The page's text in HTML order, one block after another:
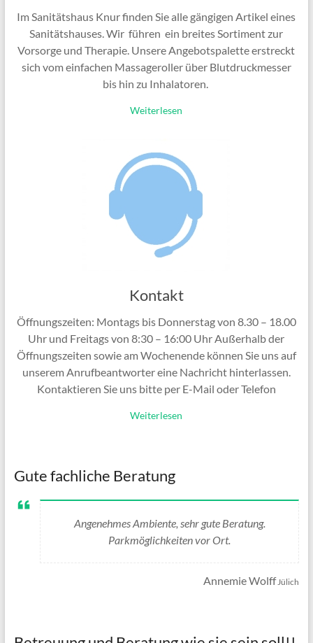
Im Sanitätshaus Knur finden Sie alle gängigen Artikel eines
Sanitätshauses. Wir führen ein breites Sortiment zur
Vorsorge und Therapie. Unsere Angebotspalette erstreckt
sich vom einfachen Massageroller über Blutdruckmesser
bis hin zu Inhalatoren.
Weiterlesen
Kontakt
Öffnungszeiten: Montags bis Donnerstag von 8.30 – 18.00
Uhr und Freitags von 8:30 – 16:00 Uhr Außerhalb der
Öffnungszeiten sowie am Wochenende können Sie uns auf
unserem Anrufbeantworter eine Nachricht hinterlassen.
Kontaktieren Sie uns bitte per E-Mail oder Telefon
Weiterlesen
Gute fachliche Beratung
Angenehmes Ambiente, sehr gute Beratung.
Parkmöglichkeiten vor Ort.
Annemie WolffJülich